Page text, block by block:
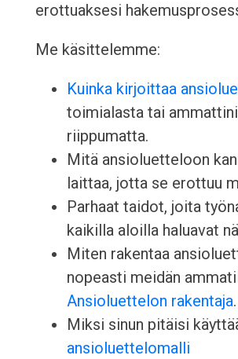
erottuaksesi
Me käsittelemme:
Kuinka kirjoittaa
toimialasta tai
riippumatta.
Mitä ansioluetteloon
laittaa, jotta se erottuu
Parhaat taidot, joita
kaikilla aloilla haluavat
Miten rakentaa
nopeasti meidän
Ansioluettelon rakentaja.
Miksi sinun pitäisi
ansioluettelomalli